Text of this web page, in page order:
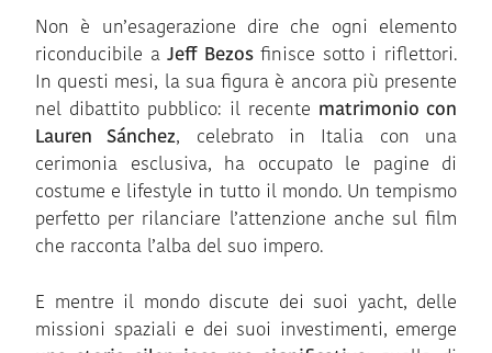
Non è un’esagerazione dire che ogni elemento
riconducibile aJeff Bezosfinisce sotto i riflettori.
In questi mesi, la sua figura è ancora più presente
nel dibattito pubblico: il recente matrimonio con
Lauren Sánchez, celebrato in Italia con una
cerimonia esclusiva, ha occupato le pagine di
costume e lifestyle in tutto il mondo. Un tempismo
perfetto per rilanciare l’attenzione anche sul film
che racconta l’alba del suo impero.
E mentre il mondo discute dei suoi yacht, delle
missioni spaziali e dei suoi investimenti, emerge